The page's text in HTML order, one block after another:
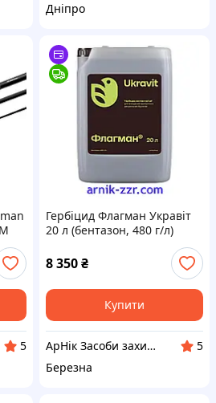
Дніпро
5
Гербіцид Флагман Укравіт
20 л (бентазон, 480 г/л)
8 350₴
Купити
АрНік Засоби захисту рослин та добрива
5
Березна